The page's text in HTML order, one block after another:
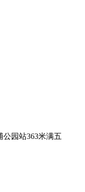
公园站363米满五